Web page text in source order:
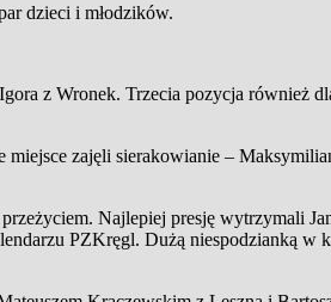
dzieci i młodzików.
z Wronek. Trzecia pozycja również
zajęli sierakowianie –
Najlepiej presję wytrzymali
PZKręgl. Dużą niespodzianką w